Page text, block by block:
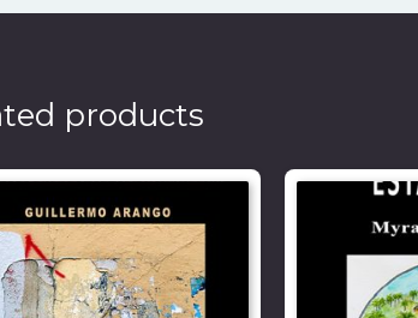
products